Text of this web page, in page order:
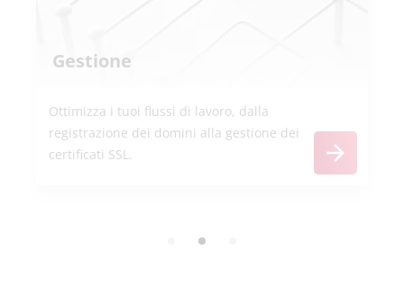
Gestione
Ottimizza i tuoi flussi di lavoro, dalla
registrazione dei domini alla gestione dei
certificati SSL.